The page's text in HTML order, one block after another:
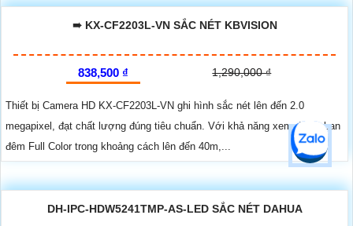
➠ KX-CF2203L-VN SẮC NÉT KBVISION
838,500 ₫ 1,290,000 ₫
Thiết bị Camera HD KX-CF2203L-VN ghi hình sắc nét lên đến 2.0
megapixel, đạt chất lượng đúng tiêu chuẩn. Với khả năng xem được ban
đêm Full Color trong khoảng cách lên đến 40m,...
DH-IPC-HDW5241TMP-AS-LED SẮC NÉT DAHUA